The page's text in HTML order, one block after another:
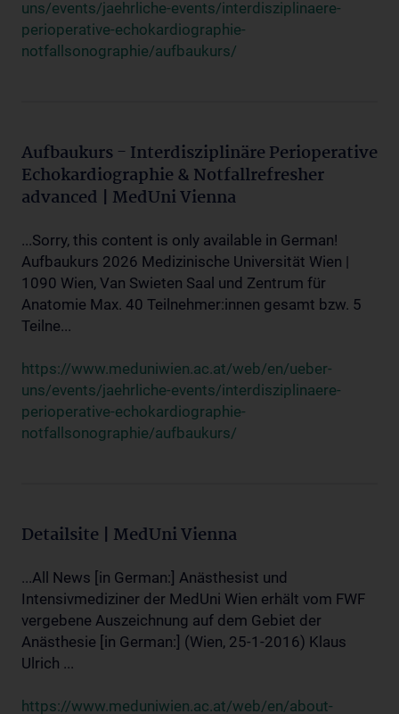
uns/events/jaehrliche-events/interdisziplinaere-
perioperative-echokardiographie-
notfallsonographie/aufbaukurs/
Aufbaukurs - Interdisziplinäre Perioperative
Echokardiographie & Notfallrefresher
advanced | MedUni Vienna
...Sorry, this content is only available in German!
Aufbaukurs 2026 Medizinische Universität Wien |
1090 Wien, Van Swieten Saal und Zentrum für
Anatomie Max. 40 Teilnehmer:innen gesamt bzw. 5
Teilne...
https://www.meduniwien.ac.at/web/en/ueber-
uns/events/jaehrliche-events/interdisziplinaere-
perioperative-echokardiographie-
notfallsonographie/aufbaukurs/
Detailsite | MedUni Vienna
...All News [in German:] Anästhesist und
Intensivmediziner der MedUni Wien erhält vom FWF
vergebene Auszeichnung auf dem Gebiet der
Anästhesie [in German:] (Wien, 25-1-2016) Klaus
Ulrich ...
https://www.meduniwien.ac.at/web/en/about-